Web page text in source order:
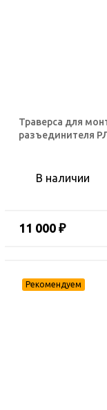
Траверса для
разъединителя
В наличии
11 000 ₽